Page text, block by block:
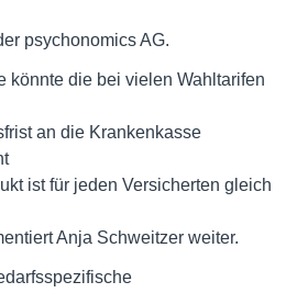
psychonomics AG.
könnte die bei vielen Wahltarifen
an die Krankenkasse
ist für jeden Versicherten gleich
Anja Schweitzer weiter.